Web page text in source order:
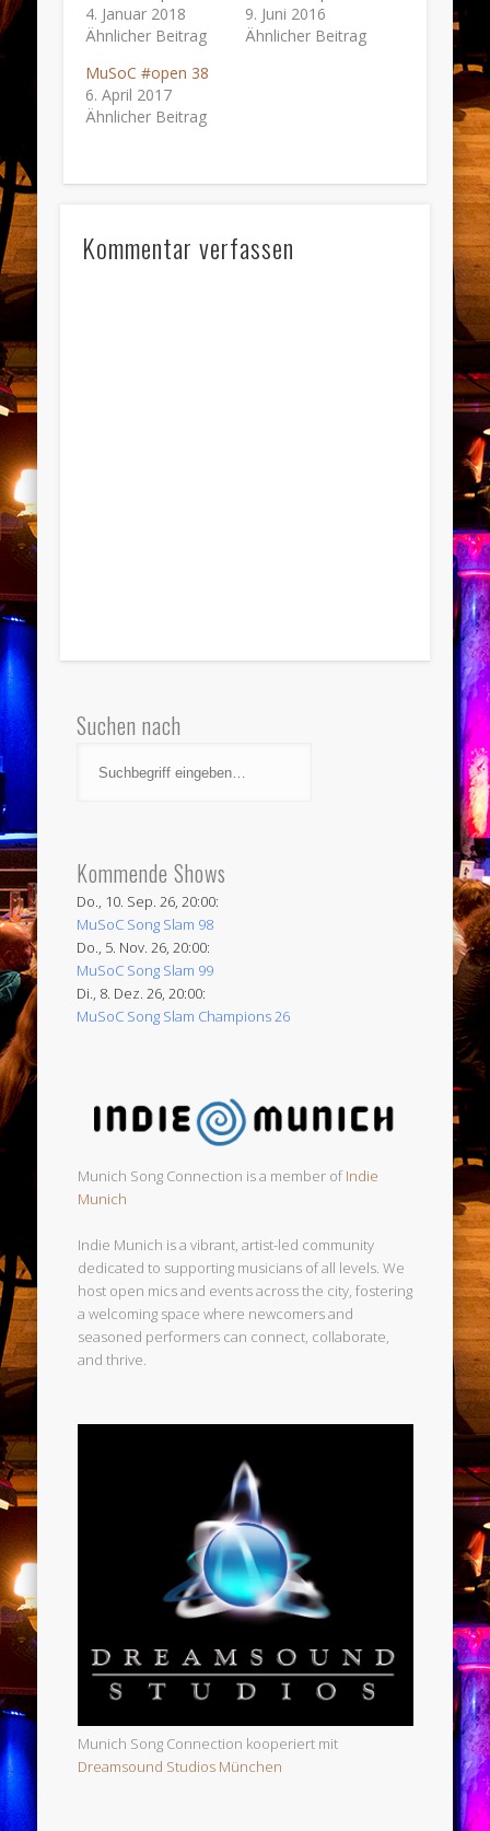
4. Januar 2018
Ähnlicher Beitrag
9. Juni 2016
Ähnlicher Beitrag
MuSoC #open 38
6. April 2017
Ähnlicher Beitrag
Kommentar verfassen
Suchen nach
Kommende Shows
Do., 10. Sep. 26, 20:00:
MuSoC Song Slam 98
Do., 5. Nov. 26, 20:00:
MuSoC Song Slam 99
Di., 8. Dez. 26, 20:00:
MuSoC Song Slam Champions 26
Munich Song Connection is a member ofIndie
Munich
Indie Munich is a vibrant, artist-led community
dedicated to supporting musicians of all levels. We
host open mics and events across the city, fostering
a welcoming space where newcomers and
seasoned performers can connect, collaborate,
and thrive.
Munich Song Connection kooperiert mit
Dreamsound Studios München